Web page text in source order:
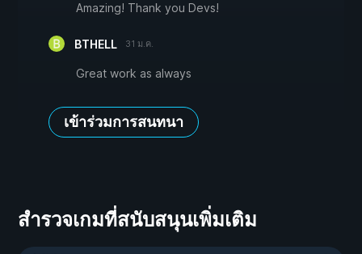
Amazing! Thank you Devs!
BTHELL 31 ม.ค.
Great work as always
เข้าร่วมการสนทนา
สำรวจเกมที่สนับสนุนเพิ่มเติม